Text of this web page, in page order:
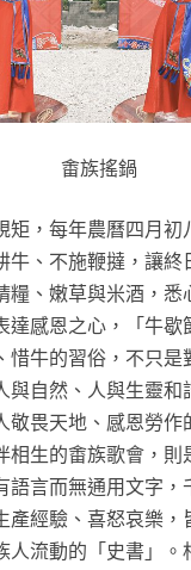
畬族搖鍋
矩，每年農曆四月初
牛、不施鞭撻，讓終
糧、嫩草與米酒，悉
達感恩之心，「牛歇
惜牛的習俗，不只是
與自然、人與生靈和
敬畏天地、感恩勞作
相生的畬族歌會，則
語言而無通用文字，
產經驗、喜怒哀樂，
人流動的「史書」。